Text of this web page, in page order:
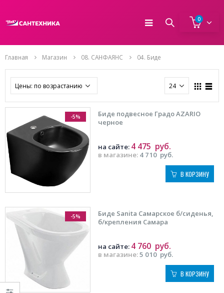
0
Главная Магазин 08. САНФАЯНС 04. Биде
-5%
Биде подвесное Градо AZARIO
черное
в магазине: 4 710 руб.
на сайте: 4 475 руб.
В КОРЗИНУ
-5%
Биде Sanita Самарское б/сиденья,
б/крепления Самара
в магазине:5 010 руб.
на сайте: 4 760 руб.
В КОРЗИНУ